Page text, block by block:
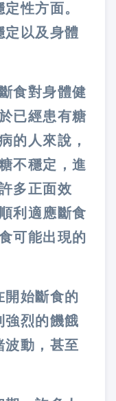
性方面。
定以及身體
食對身體健
已經患有糖
的人來說，
不穩定，進
多正面效
利適應斷食
可能出現的
開始斷食的
強烈的饑餓
波動，甚至